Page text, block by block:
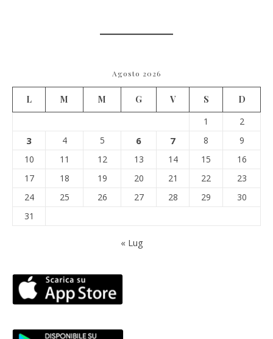
Agosto 2026
L M M G V S
D
1
2
3 4 5 6 7 8
9
10
11 12 13 14 15
16
17
18 19 20 21 22
23
24
25 26 27 28 29
30
31
« Lug